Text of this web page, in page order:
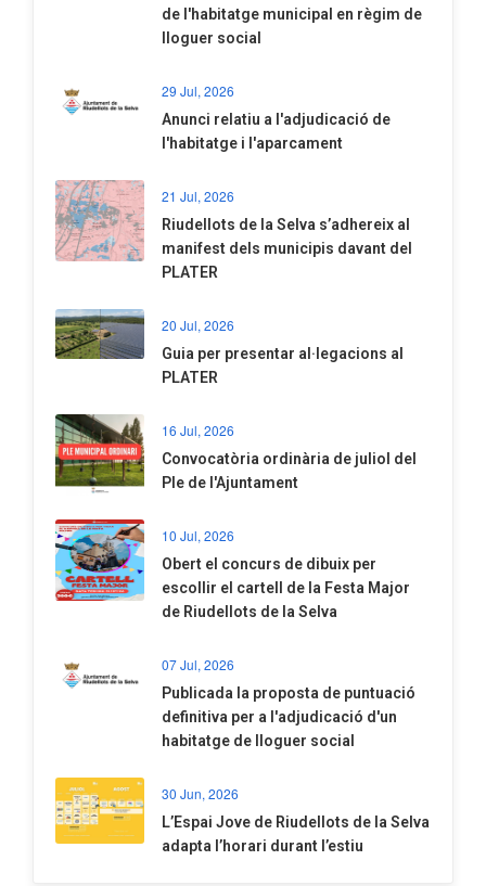
de l'habitatge municipal en règim de
lloguer social
29 Jul, 2026
Anunci relatiu a l'adjudicació de
l'habitatge i l'aparcament
21 Jul, 2026
Riudellots de la Selva s’adhereix al
manifest dels municipis davant del
PLATER
20 Jul, 2026
​Guia per presentar al·legacions al
PLATER
16 Jul, 2026
Convocatòria ordinària de juliol del
Ple de l'Ajuntament
10 Jul, 2026
​Obert el concurs de dibuix per
escollir el cartell de la Festa Major
de Riudellots de la Selva
07 Jul, 2026
​Publicada la proposta de puntuació
definitiva per a l'adjudicació d'un
habitatge de lloguer social
30 Jun, 2026
​L’Espai Jove de Riudellots de la Selva
adapta l’horari durant l’estiu